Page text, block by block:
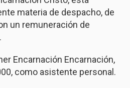
materia de despacho, de
un remuneración de
Encarnación Encarnación,
como asistente personal.